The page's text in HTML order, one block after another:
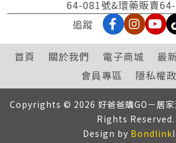
64-081號&環藥販賣
追蹤
首頁 關於我們 電子商城 最
會員專區
隱私權
Copyrights © 2026 好爸爸購GO－居家
Rights Reserved.
Design by Bondlink